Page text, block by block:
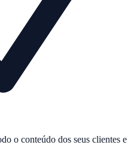
o conteúdo dos seus clientes e